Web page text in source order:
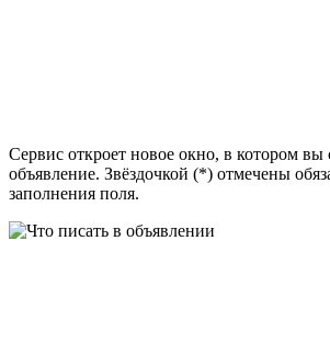
Сервис откроет новое окно, в котором
объявление. Звёздочкой (*) отмечены
заполнения поля.